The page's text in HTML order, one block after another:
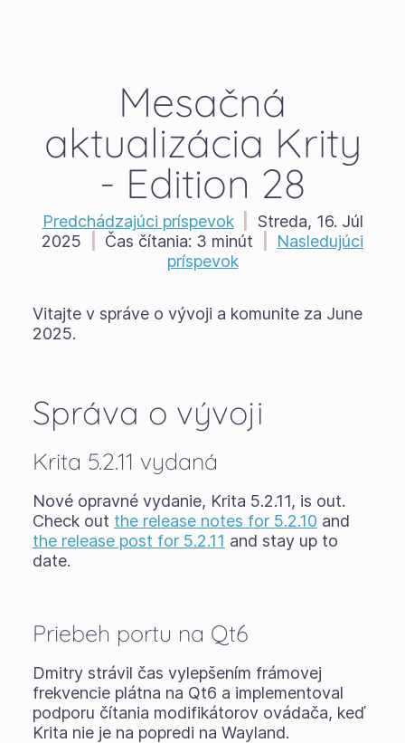
Mesačná
aktualizácia Krity
- Edition 28
Predchádzajúci príspevok
Streda, 16. Júl
2025
Čas čítania: 3 minút
Nasledujúci
príspevok
Vitajte v správe o vývoji a komunite za June
2025.
Správa o vývoji
Krita 5.2.11 vydaná
Nové opravné vydanie, Krita 5.2.11, is out.
Check out the release notes for 5.2.10 and
the release post for 5.2.11 and stay up to
date.
Priebeh portu na Qt6
Dmitry strávil čas vylepšením frámovej
frekvencie plátna na Qt6 a implementoval
podporu čítania modifikátorov ovádača, keď
Krita nie je na popredi na Wayland.